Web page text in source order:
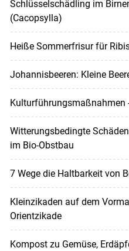
Schlüsselschädling im
(Cacopsylla)
Heiße Sommerfrisur für
Johannisbeeren: Kleine
Kulturführungsmaßnahmen
Witterungsbedingte
im Bio-Obstbau
7 Wege die Haltbarkeit von
Kleinzikaden auf dem
Orientzikade
Kompost zu Gemüse,